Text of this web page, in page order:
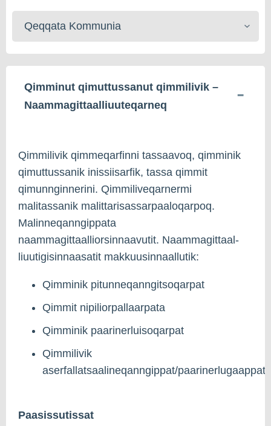
Kommunerisat
toqqaruk
Qimminut qimuttussanut qimmilivik –
Naammagittaalliuuteqarneq
Qimmilivik qimmeqarfinni tassaavoq, qimminik
qimuttussanik inissiisarfik, tassa qimmit
qimunnginnerini. Qimmiliveqarnermi
malitassanik malittarisassarpaaloqarpoq.
Malinneqanngippata
naammagittaalliorsinnaavutit. Naammagittaal­
liuutigisinnaasatit makkuusin­naallutik:
Qimminik pitunneqanngitsoqarpat
Qimmit nipiliorpallaarpata
Qimminik paarinerluisoqarpat
Qimmilivik
aserfallatsaalineqanngippat/paarinerlugaappat
Paasissutissat